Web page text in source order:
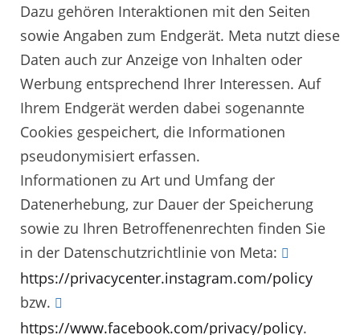
Dazu gehören Interaktionen mit den Seiten
sowie Angaben zum Endgerät. Meta nutzt diese
Daten auch zur Anzeige von Inhalten oder
Werbung entsprechend Ihrer Interessen. Auf
Ihrem Endgerät werden dabei sogenannte
Cookies gespeichert, die Informationen
pseudonymisiert erfassen.
Informationen zu Art und Umfang der
Datenerhebung, zur Dauer der Speicherung
sowie zu Ihren Betroffenenrechten finden Sie
in der Datenschutzrichtlinie von Meta:
https://privacycenter.instagram.com/policy
bzw.
https://www.facebook.com/privacy/policy.